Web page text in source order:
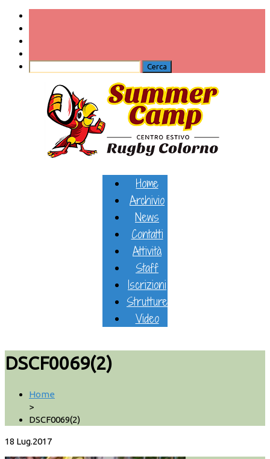
Home
Archivio
News
Contatti
Attività
Staff
Iscrizioni
Strutture
Video
DSCF0069(2)
Home
>
DSCF0069(2)
18 Lug.2017